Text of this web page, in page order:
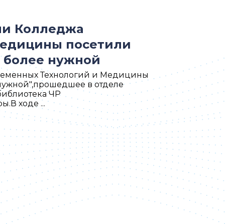
Колледжа
посетили
нужной
Технологий и Медицины
в отделе
ЧР
ходе ...